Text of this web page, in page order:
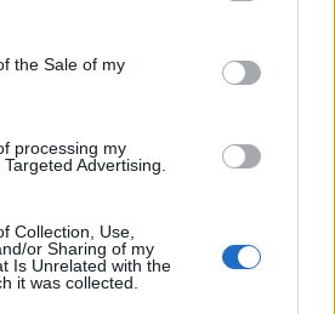
Google and its third-party tags to
specified purposes in below Google
the Sale of my
processing my
Advertising.
Collection, Use,
or Sharing of my
Is Unrelated with the
it was collected.
meséje
Jézus
szó szerint?